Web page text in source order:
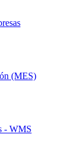
(MES)
- WMS